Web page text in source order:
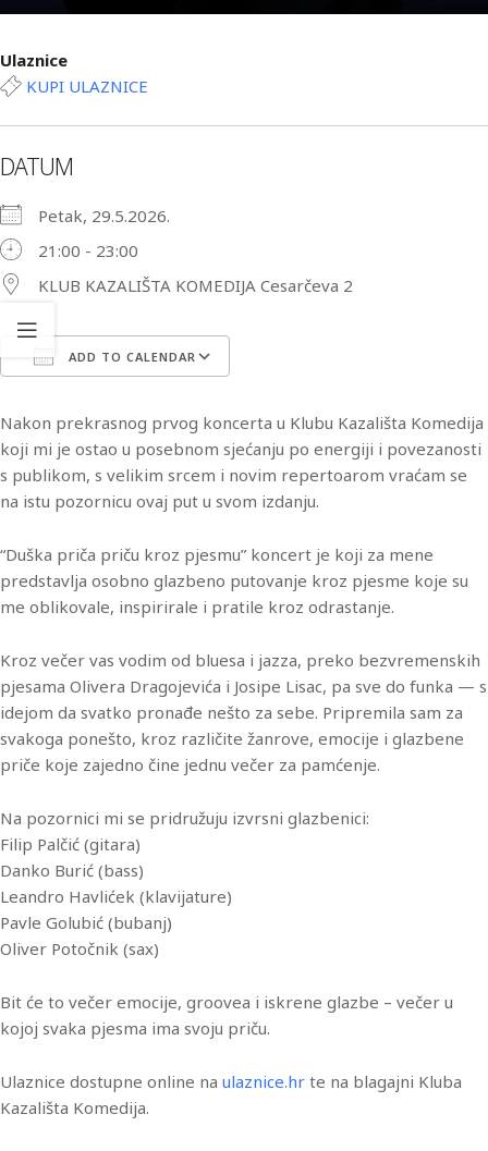
Ulaznice
KUPI ULAZNICE
DATUM
Petak, 29.5.2026.
21:00 - 23:00
KLUB KAZALIŠTA KOMEDIJA Cesarčeva 2
ADD TO CALENDAR
Nakon prekrasnog prvog koncerta u Klubu Kazališta Komedija
koji mi je ostao u posebnom sjećanju po energiji i povezanosti
s publikom, s velikim srcem i novim repertoarom vraćam se
na istu pozornicu ovaj put u svom izdanju.
“Duška priča priču kroz pjesmu” koncert je koji za mene
predstavlja osobno glazbeno putovanje kroz pjesme koje su
me oblikovale, inspirirale i pratile kroz odrastanje.
Kroz večer vas vodim od bluesa i jazza, preko bezvremenskih
pjesama Olivera Dragojevića i Josipe Lisac, pa sve do funka — s
idejom da svatko pronađe nešto za sebe. Pripremila sam za
svakoga ponešto, kroz različite žanrove, emocije i glazbene
priče koje zajedno čine jednu večer za pamćenje.
Na pozornici mi se pridružuju izvrsni glazbenici:
Filip Palčić (gitara)
Danko Burić (bass)
Leandro Havlićek (klavijature)
Pavle Golubić (bubanj)
Oliver Potočnik (sax)
Bit će to večer emocije, groovea i iskrene glazbe – večer u
kojoj svaka pjesma ima svoju priču.
Ulaznice dostupne online na ulaznice.hr te na blagajni Kluba
Kazališta Komedija.